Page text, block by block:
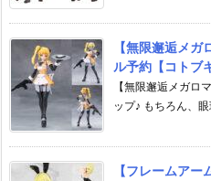
【無限邂逅メ
ル予約【コトブ
【無限邂逅メガロ
ップ♪ もちろん、
【フレームア